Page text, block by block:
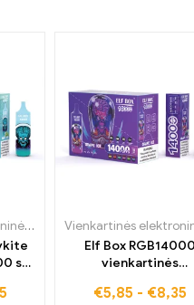
Vienkartinės elektroninės cigaretės ,ELF BOX
su
Elf Box RGB14000
vienkartinės
su vynuogių ledo
€5,85 - €8,35